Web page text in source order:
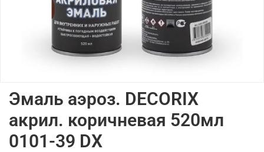
Эмаль аэроз. DECORIX
акрил. коричневая 520мл
0101-39 DX